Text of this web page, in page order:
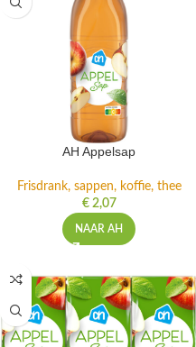
AH Appelsap
Frisdrank, sappen, koffie, thee
€2,07
NAAR AH